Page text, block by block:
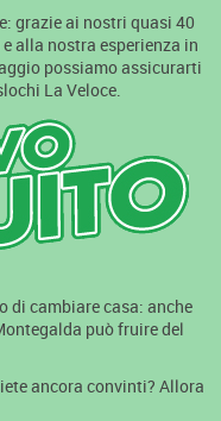
grazie ai nostri quasi 40
alla nostra esperienza in
possiamo assicurarti
La Veloce.
di cambiare casa: anche
può fruire del
ancora convinti? Allora